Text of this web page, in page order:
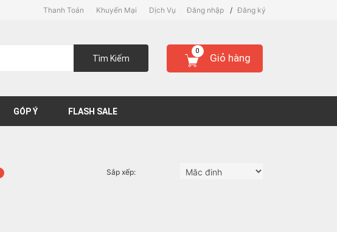
Đăng nhập / Đăng ký
Thanh Toán Khuyến Mại Dịch Vụ
Tìm Kiếm Giỏ hàng
0
GÓP Ý FLASH SALE
Sắp xếp: